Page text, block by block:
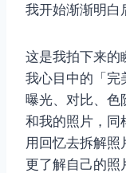
我开始渐渐明白
这是我拍下来的
我心目中的「完
曝光、对比、色
和我的照片，同
用回忆去拆解
更了解自己的照